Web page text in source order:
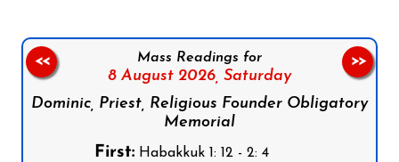
Mass Readings for
8 August 2026, Saturday
Dominic, Priest, Religious Founder Obligatory
Memorial
First:Habakkuk 1: 12 - 2: 4
<< >>